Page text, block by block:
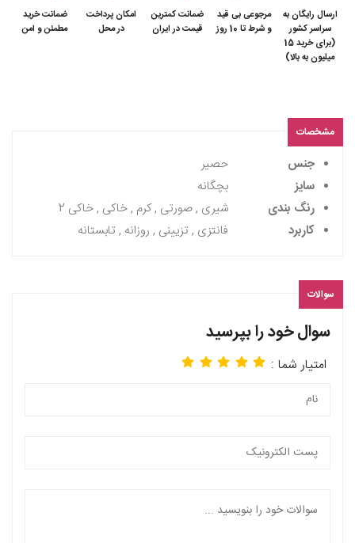
ارسال رایگان به
سراسر کشور
(برای خرید 15
میلیون به بالا)
مرجوعی بی قید
و شرط تا 10 روز
ضمانت کمترین
قیمت در ایران
امکان پرداخت
در محل
ضمانت خرید
مطمئن و امن
مشخصات
جنس
حصیر
سایز
بچگانه
رنگ بندی
شیری , صورتی , کرم , خاکی , خاکی 2
کاربرد
فانتزی , تزیینی , روزانه , تابستانه
سوالات
سوال خود را بپرسید
امتیار شما :